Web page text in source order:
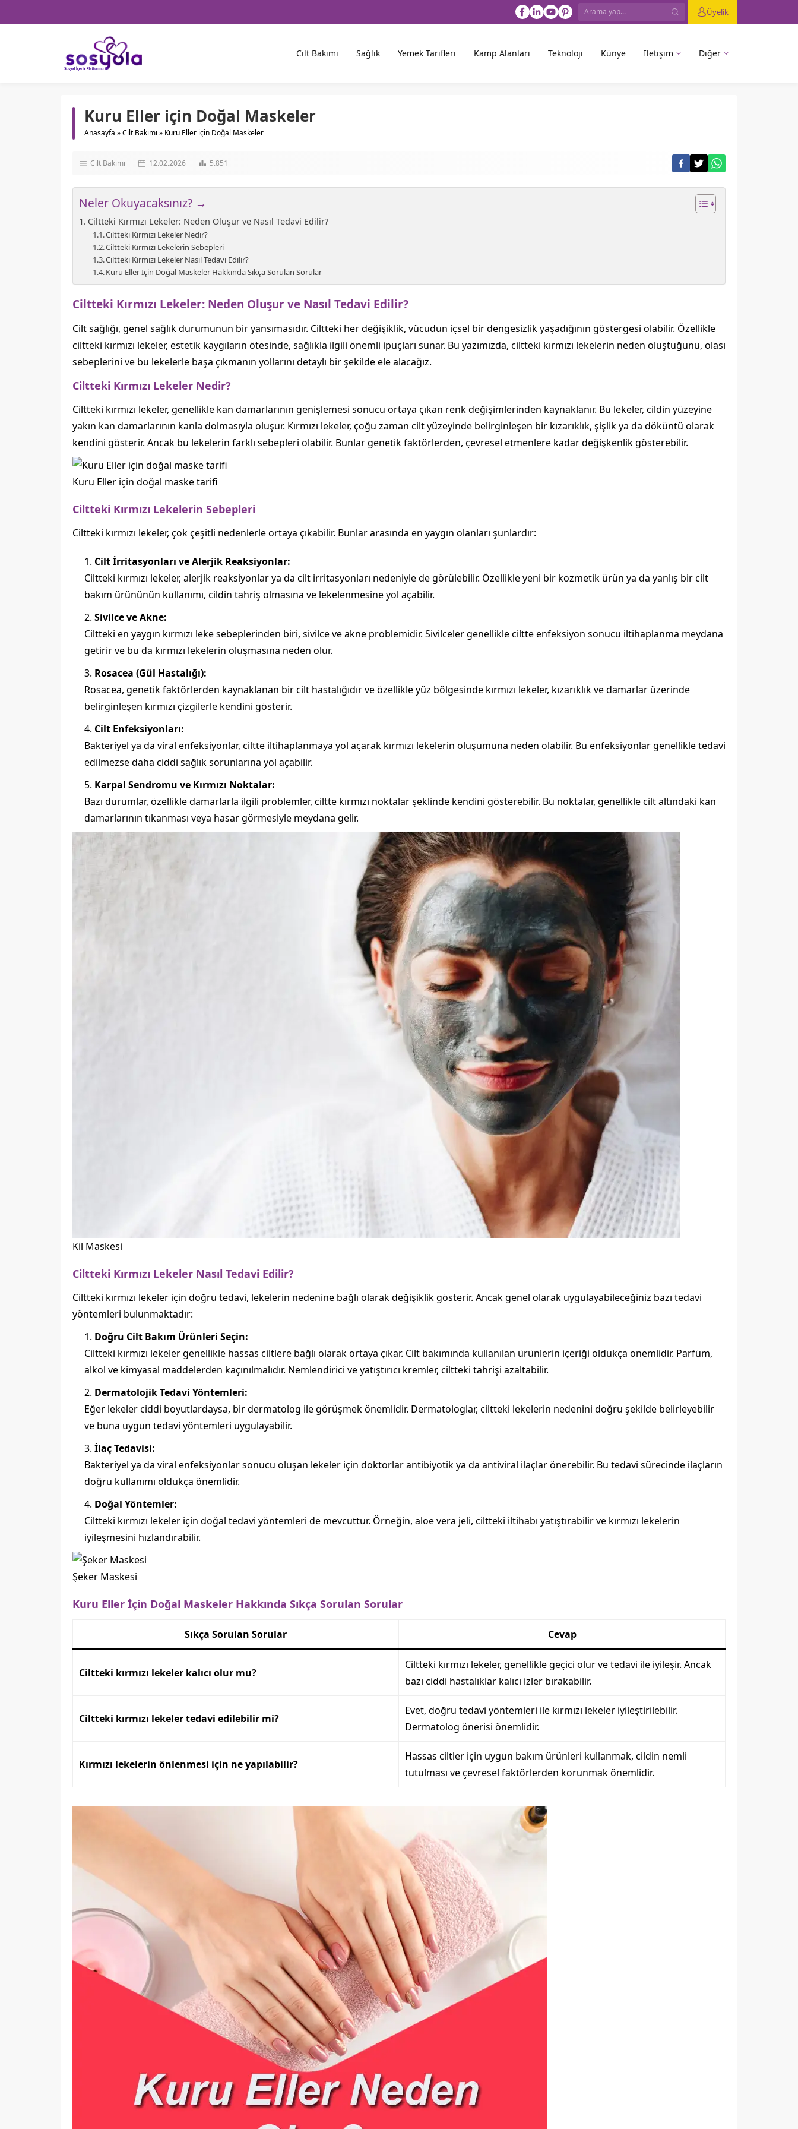
Üyelik
Cilt Bakımı Sağlık Yemek Tarifleri Kamp Alanları Teknoloji Künye İletişim Diğer
Kuru Eller için Doğal Maskeler
Anasayfa »Cilt Bakımı » Kuru Eller için Doğal Maskeler
Cilt Bakımı 12.02.2026 5.851
Neler Okuyacaksınız? →
Ciltteki Kırmızı Lekeler: Neden Oluşur ve Nasıl Tedavi Edilir?
Ciltteki Kırmızı Lekeler Nedir?
Ciltteki Kırmızı Lekelerin Sebepleri
Ciltteki Kırmızı Lekeler Nasıl Tedavi Edilir?
Kuru Eller İçin Doğal Maskeler Hakkında Sıkça Sorulan Sorular
Ciltteki Kırmızı Lekeler: Neden Oluşur ve Nasıl Tedavi Edilir?
Cilt sağlığı, genel sağlık durumunun bir yansımasıdır. Ciltteki her değişiklik, vücudun içsel bir dengesizlik yaşadığının göstergesi olabilir. Özellikle
ciltteki kırmızı lekeler, estetik kaygıların ötesinde, sağlıkla ilgili önemli ipuçları sunar. Bu yazımızda, ciltteki kırmızı lekelerin neden oluştuğunu, olası
sebeplerini ve bu lekelerle başa çıkmanın yollarını detaylı bir şekilde ele alacağız.
Ciltteki Kırmızı Lekeler Nedir?
Ciltteki kırmızı lekeler, genellikle kan damarlarının genişlemesi sonucu ortaya çıkan renk değişimlerinden kaynaklanır. Bu lekeler, cildin yüzeyine
yakın kan damarlarının kanla dolmasıyla oluşur. Kırmızı lekeler, çoğu zaman cilt yüzeyinde belirginleşen bir kızarıklık, şişlik ya da döküntü olarak
kendini gösterir. Ancak bu lekelerin farklı sebepleri olabilir. Bunlar genetik faktörlerden, çevresel etmenlere kadar değişkenlik gösterebilir.
Kuru Eller için doğal maske tarifi
Ciltteki Kırmızı Lekelerin Sebepleri
Ciltteki kırmızı lekeler, çok çeşitli nedenlerle ortaya çıkabilir. Bunlar arasında en yaygın olanları şunlardır:
Cilt İrritasyonları ve Alerjik Reaksiyonlar:
Ciltteki kırmızı lekeler, alerjik reaksiyonlar ya da cilt irritasyonları nedeniyle de görülebilir. Özellikle yeni bir kozmetik ürün ya da yanlış bir cilt
bakım ürününün kullanımı, cildin tahriş olmasına ve lekelenmesine yol açabilir.
Sivilce ve Akne:
Ciltteki en yaygın kırmızı leke sebeplerinden biri, sivilce ve akne problemidir. Sivilceler genellikle ciltte enfeksiyon sonucu iltihaplanma meydana
getirir ve bu da kırmızı lekelerin oluşmasına neden olur.
Rosacea (Gül Hastalığı):
Rosacea, genetik faktörlerden kaynaklanan bir cilt hastalığıdır ve özellikle yüz bölgesinde kırmızı lekeler, kızarıklık ve damarlar üzerinde
belirginleşen kırmızı çizgilerle kendini gösterir.
Cilt Enfeksiyonları:
Bakteriyel ya da viral enfeksiyonlar, ciltte iltihaplanmaya yol açarak kırmızı lekelerin oluşumuna neden olabilir. Bu enfeksiyonlar genellikle tedavi
edilmezse daha ciddi sağlık sorunlarına yol açabilir.
Karpal Sendromu ve Kırmızı Noktalar:
Bazı durumlar, özellikle damarlarla ilgili problemler, ciltte kırmızı noktalar şeklinde kendini gösterebilir. Bu noktalar, genellikle cilt altındaki kan
damarlarının tıkanması veya hasar görmesiyle meydana gelir.
Kil Maskesi
Ciltteki Kırmızı Lekeler Nasıl Tedavi Edilir?
Ciltteki kırmızı lekeler için doğru tedavi, lekelerin nedenine bağlı olarak değişiklik gösterir. Ancak genel olarak uygulayabileceğiniz bazı tedavi
yöntemleri bulunmaktadır:
Doğru Cilt Bakım Ürünleri Seçin:
Ciltteki kırmızı lekeler genellikle hassas ciltlere bağlı olarak ortaya çıkar. Cilt bakımında kullanılan ürünlerin içeriği oldukça önemlidir. Parfüm,
alkol ve kimyasal maddelerden kaçınılmalıdır. Nemlendirici ve yatıştırıcı kremler, ciltteki tahrişi azaltabilir.
Dermatolojik Tedavi Yöntemleri:
Eğer lekeler ciddi boyutlardaysa, bir dermatolog ile görüşmek önemlidir. Dermatologlar, ciltteki lekelerin nedenini doğru şekilde belirleyebilir
ve buna uygun tedavi yöntemleri uygulayabilir.
İlaç Tedavisi:
Bakteriyel ya da viral enfeksiyonlar sonucu oluşan lekeler için doktorlar antibiyotik ya da antiviral ilaçlar önerebilir. Bu tedavi sürecinde ilaçların
doğru kullanımı oldukça önemlidir.
Doğal Yöntemler:
Ciltteki kırmızı lekeler için doğal tedavi yöntemleri de mevcuttur. Örneğin, aloe vera jeli, ciltteki iltihabı yatıştırabilir ve kırmızı lekelerin
iyileşmesini hızlandırabilir.
Şeker Maskesi
Kuru Eller İçin Doğal Maskeler Hakkında Sıkça Sorulan Sorular
Sıkça Sorulan Sorular Cevap
Ciltteki kırmızı lekeler kalıcı olur mu?
Ciltteki kırmızı lekeler, genellikle geçici olur ve tedavi ile iyileşir. Ancak
bazı ciddi hastalıklar kalıcı izler bırakabilir.
Ciltteki kırmızı lekeler tedavi edilebilir mi?
Evet, doğru tedavi yöntemleri ile kırmızı lekeler iyileştirilebilir.
Dermatolog önerisi önemlidir.
Kırmızı lekelerin önlenmesi için ne yapılabilir?
Hassas ciltler için uygun bakım ürünleri kullanmak, cildin nemli
tutulması ve çevresel faktörlerden korunmak önemlidir.